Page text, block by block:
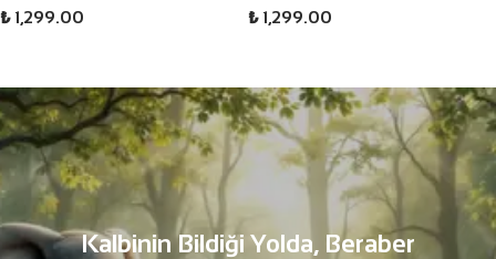
₺ 1,299.00 ₺ 1,299.00
Kalbinin Bildiği Yolda, Beraber